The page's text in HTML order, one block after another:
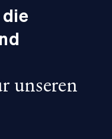
unseren